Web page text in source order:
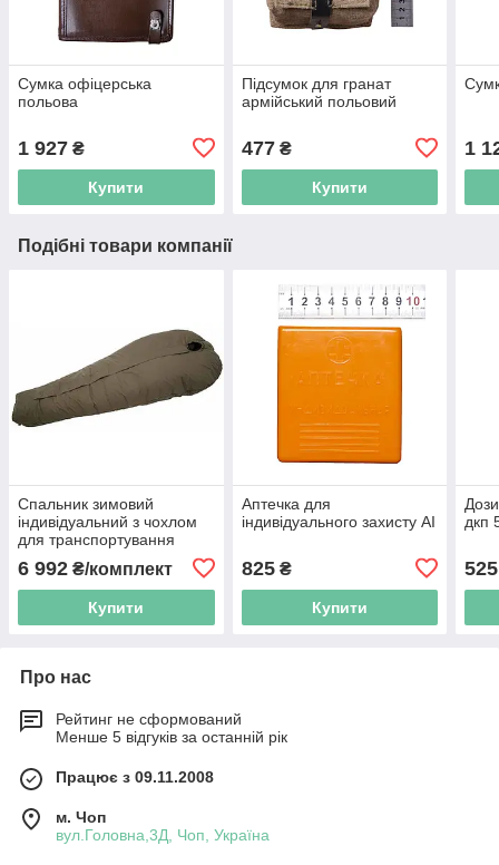
Сумка офіцерська
польова
1 927 ₴
Купити
Підсумок для гранат
армійський польовий
477₴
Купити
1
Подібні товари компанії
Спальник зимовий
індивідуальний з чохлом
для транспортування
6 992 ₴/комплект
Купити
Аптечка для
індивідуального захисту АІ
825₴
Купити
дкп
525
Про нас
Рейтинг не сформований
Менше 5 відгуків за останній рік
Працює з 09.11.2008
м. Чоп
вул.Головна,3Д, Чоп, Україна